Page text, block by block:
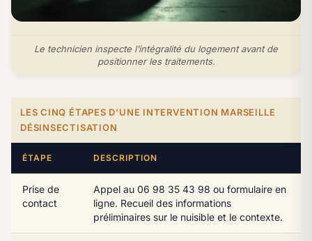
Le technicien inspecte l’intégralité du logement avant de
positionner les traitements.
LES CINQ ÉTAPES D’UNE INTERVENTION MARSEILLE
DÉSINSECTISATION
ÉTAPE DESCRIPTION
Prise de
contact
Appel au 06 98 35 43 98 ou formulaire en
ligne. Recueil des informations
préliminaires sur le nuisible et le contexte.